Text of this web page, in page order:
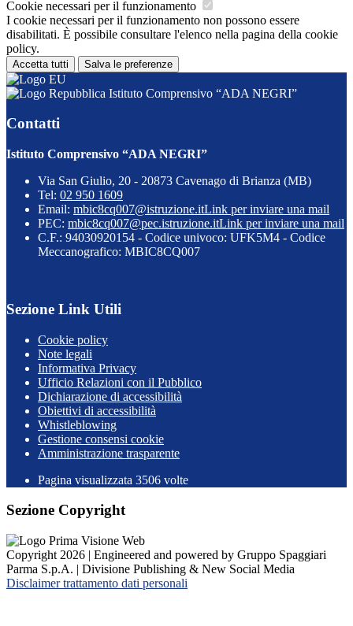
Cookie necessari per il funzionamento
I cookie necessari per il funzionamento non possono essere
disabilitati. È possibile consultare l'elenco nella pagina della cookie
policy.
Accetta tutti Salva le preferenze
Istituto Comprensivo “ADA NEGRI”
Contatti
Istituto Comprensivo “ADA NEGRI”
Via San Giulio, 20 - 20873 Cavenago di Brianza (MB)
Tel: 02 950 1609
Email: mbic8cq007@istruzione.itLink per inviare una mail
PEC: mbic8cq007@pec.istruzione.itLink per inviare una mail
C.F.: 94030920154 - Codice univoco: UFK5M4 - Codice
Meccanografico: MBIC8CQ007
Sezione Link Utili
Cookie policy
Note legali
Informativa Privacy
Ufficio Relazioni con il Pubblico
Dichiarazione di accessibilità
Obiettivi di accessibilità
Whistleblowing
Gestione consensi cookie
Amministrazione trasparente
Pagina visualizzata 3506 volte
Sezione Copyright
Copyright 2026 | Engineered and powered by Gruppo Spaggiari
Parma S.p.A. | Divisione Publishing & New Social Media
Disclaimer trattamento dati personali